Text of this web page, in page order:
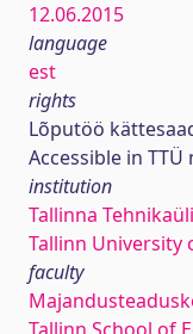
12.06.2015
language
est
rights
Lõputöö
Accessible in
institution
Tallinna
Tallinn University
faculty